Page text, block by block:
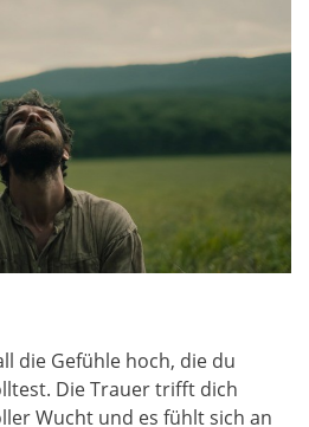
die Gefühle hoch, die du
Die Trauer trifft dich
Wucht und es fühlt sich an